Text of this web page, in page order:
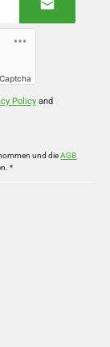
Policy and
und dieAGB
*